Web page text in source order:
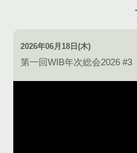
2026年06月18日(木)
第一回WIB年次総会2026 #3